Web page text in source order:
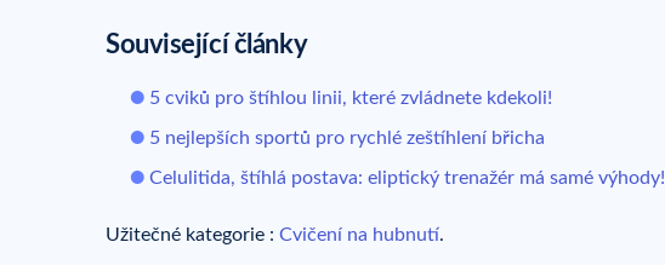
Související články
5 cviků pro štíhlou linii, které zvládnete kdekoli!
5 nejlepších sportů pro rychlé zeštíhlení břicha
Celulitida, štíhlá postava: eliptický trenažér má samé výhody!
Užitečné kategorie : Cvičení na hubnutí.